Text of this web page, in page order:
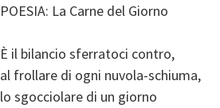
POESIA: La Carne del Giorno
È il bilancio sferratoci contro,
al frollare di ogni nuvola-schiuma,
lo sgocciolare di un giorno